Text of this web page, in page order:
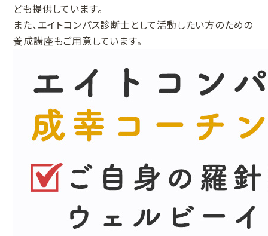
ども提供しています。
また、エイトコンパス診断士として活動したい方のための
養成講座もご用意しています。